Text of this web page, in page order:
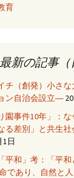
育
新の記事（
チ（創発）小さ
ン自治会設立―
事件10年」：な
差別」と共生社
1日
和」考：「平和
であり、自然と